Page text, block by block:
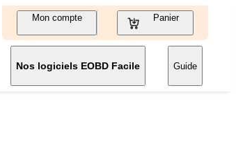
Mon compte Panier
Nos logiciels EOBD Facile Guide